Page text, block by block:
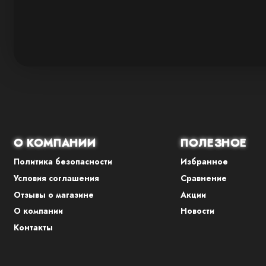
О КОМПАНИИ
Политика безопасности
Условия соглашения
Отзывы о магазине
О компании
Контакты
ПОЛЕЗНОЕ
Избранное
Сравнение
Акции
Новости